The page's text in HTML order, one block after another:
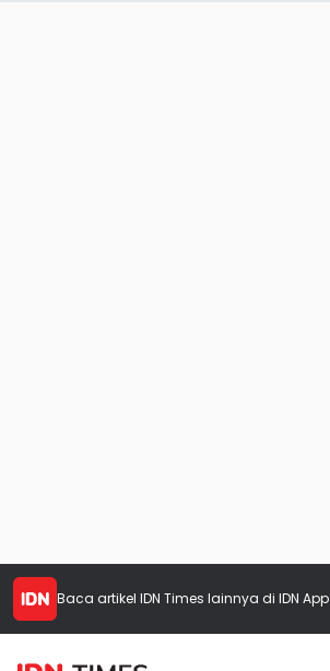
Baca artikel IDN Times lainnya di IDN App